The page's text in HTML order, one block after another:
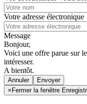
Votre adresse électronique
Message
Bonjour,
Voici une offre parue sur
intéresser.
A bientôt.
Annuler
× Fermer la fenêtre